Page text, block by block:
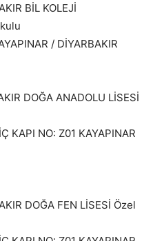
BİL KOLEJİ
/ DİYARBAKIR
DOĞA ANADOLU LİSESİ
KAPI NO: Z01 KAYAPINAR
DOĞA FEN LİSESİ Özel